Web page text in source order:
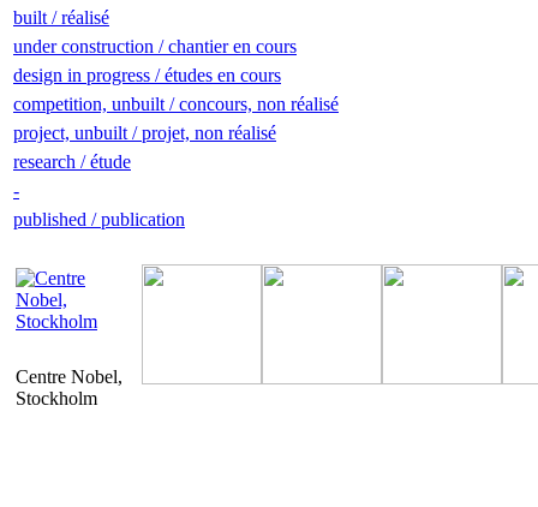
built / réalisé
under construction / chantier en cours
design in progress / études en cours
competition, unbuilt / concours, non réalisé
project, unbuilt / projet, non réalisé
research / étude
-
published / publication
Centre Nobel,
Stockholm